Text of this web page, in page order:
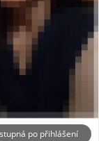
po přihlášení